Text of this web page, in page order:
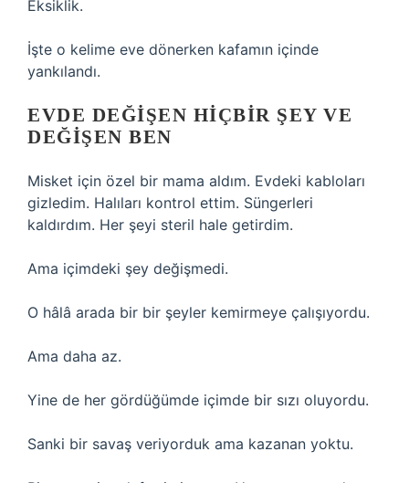
Eksiklik.
İşte o kelime eve dönerken kafamın içinde
yankılandı.
EVDE DEĞIŞEN HIÇBIR ŞEY VE
DEĞIŞEN BEN
Misket için özel bir mama aldım. Evdeki kabloları
gizledim. Halıları kontrol ettim. Süngerleri
kaldırdım. Her şeyi steril hale getirdim.
Ama içimdeki şey değişmedi.
O hâlâ arada bir bir şeyler kemirmeye çalışıyordu.
Ama daha az.
Yine de her gördüğümde içimde bir sızı oluyordu.
Sanki bir savaş veriyorduk ama kazanan yoktu.